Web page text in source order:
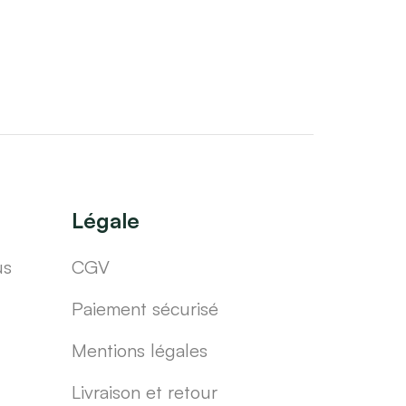
Légale
CGV
Paiement sécurisé
Mentions légales
Livraison et retour